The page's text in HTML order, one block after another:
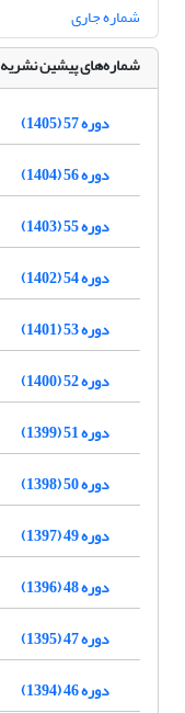
شماره جاری
شماره‌های پیشین نشریه
دوره 57 (1405)
دوره 56 (1404)
دوره 55 (1403)
دوره 54 (1402)
دوره 53 (1401)
دوره 52 (1400)
دوره 51 (1399)
دوره 50 (1398)
دوره 49 (1397)
دوره 48 (1396)
دوره 47 (1395)
دوره 46 (1394)